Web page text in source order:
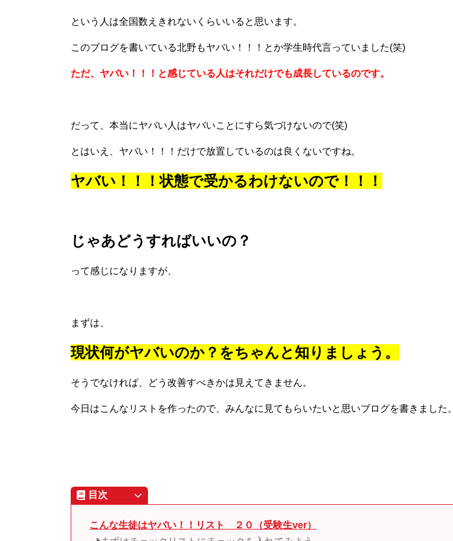
という人は全国数えきれないくらいいると思います。
このブログを書いている北野もヤバい！！！とか学生時代言っていました(笑)
ただ、ヤバい！！！と感じている人はそれだけでも成長しているのです。
だって、本当にヤバい人はヤバいことにすら気づけないので(笑)
とはいえ、ヤバい！！！だけで放置しているのは良くないですね。
ヤバい！！！状態で受かるわけないので！！！
じゃあどうすればいいの？
って感じになりますが、
まずは、
現状何がヤバいのか？をちゃんと知りましょう。
そうでなければ、どう改善すべきかは見えてきません。
今日はこんなリストを作ったので、みんなに見てもらいたいと思いブログを書きました。
目次
こんな生徒はヤバい！！リスト ２０（受験生ver）